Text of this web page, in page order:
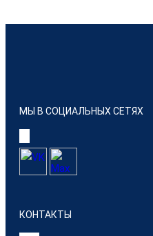
МЫ В СОЦИАЛЬНЫХ СЕТЯХ
КОНТАКТЫ